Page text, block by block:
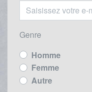
Genre
Homme
Femme
Autre